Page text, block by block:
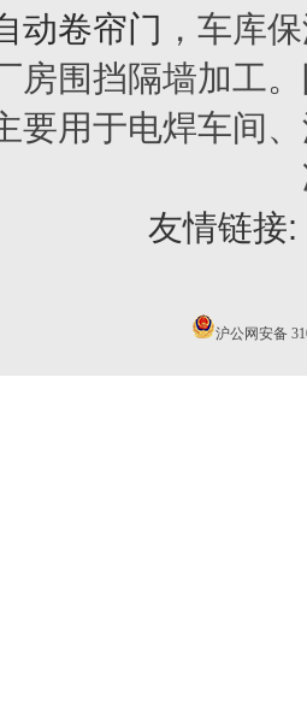
动卷帘门 ，车库
房围挡隔墙加工
要用于电焊车间
友情链接:
沪公网安备